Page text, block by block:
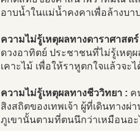
อาบน้ำในแม่น้ำคงคาเพื่อล้างบ
ความไม่รู้เหตุผลทางดาราศาสต
ดวงอาทิตย์ ประชาชนที่ไม่รู้เหตุผ
เคาะไม้ เพื่อให้ราหูตกใจแล้วจะ
ความไม่รู้เหตุผลทางชีววิทยา : ค
สิงสถิตของเทพเจ้า ผู้ที่เดินทาง
ภูเขานั้นตามที่ตนนึกว่าเหมือนอะ